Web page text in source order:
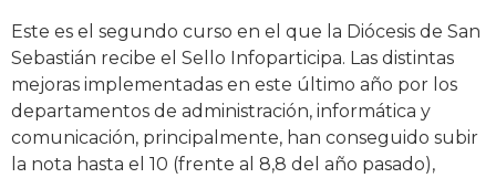
Este es el segundo curso en el que la Diócesis de San
Sebastián recibe el Sello Infoparticipa. Las distintas
mejoras implementadas en este último año por los
departamentos de administración, informática y
comunicación, principalmente, han conseguido subir
la nota hasta el 10 (frente al 8,8 del año pasado),